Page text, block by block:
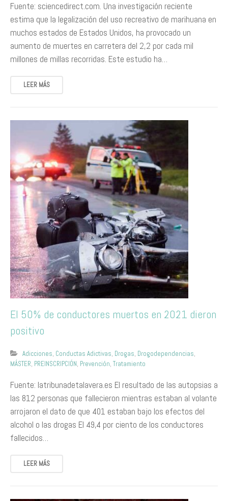
Fuente: sciencedirect.com. Una investigación reciente
estima que la legalización del uso recreativo de marihuana en
muchos estados de Estados Unidos, ha provocado un
aumento de muertes en carretera del 2,2 por cada mil
millones de millas recorridas. Este estudio ha…
LEER MÁS
El 50% de conductores muertos en 2021 dieron
positivo
Adicciones, Conductas Adictivas, Drogas, Drogodependencias,
MÁSTER, PREINSCRIPCIÓN, Prevención, Tratamiento
Fuente: latribunadetalavera.es El resultado de las autopsias a
las 812 personas que fallecieron mientras estaban al volante
arrojaron el dato de que 401 estaban bajo los efectos del
alcohol o las drogas El 49,4 por ciento de los conductores
fallecidos…
LEER MÁS